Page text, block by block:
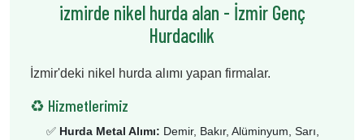
izmirde nikel hurda alan - İzmir Genç
Hurdacılık
İzmir'deki nikel hurda alımı yapan firmalar.
♻️ Hizmetlerimiz
✅ Hurda Metal Alımı: Demir, Bakır, Alüminyum, Sarı,